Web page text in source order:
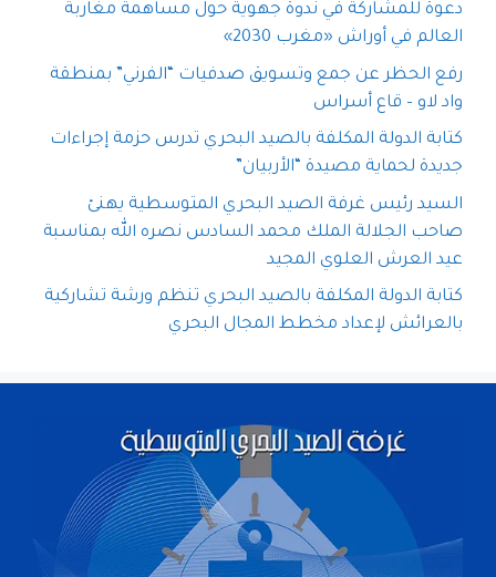
دعوة للمشاركة في ندوة جهوية حول مساهمة مغاربة
العالم في أوراش «مغرب 2030»
رفع الحظر عن جمع وتسويق صدفيات “الفرني” بمنطقة
واد لاو – قاع أسراس
كتابة الدولة المكلفة بالصيد البحري تدرس حزمة إجراءات
جديدة لحماية مصيدة “الأربيان”
السيد رئيس غرفة الصيد البحري المتوسطية يهنئ
صاحب الجلالة الملك محمد السادس نصره الله بمناسبة
عيد العرش العلوي المجيد
كتابة الدولة المكلفة بالصيد البحري تنظم ورشة تشاركية
بالعرائش لإعداد مخطط المجال البحري